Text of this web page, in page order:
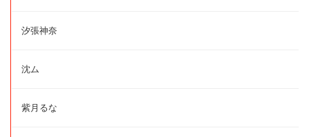
汐張神奈
沈ム
紫月るな